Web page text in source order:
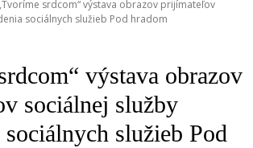
srdcom“ výstava obrazov prijímateľov
sociálnych služieb Pod hradom
výstava obrazov
sociálnej služby
sociálnych služieb Pod